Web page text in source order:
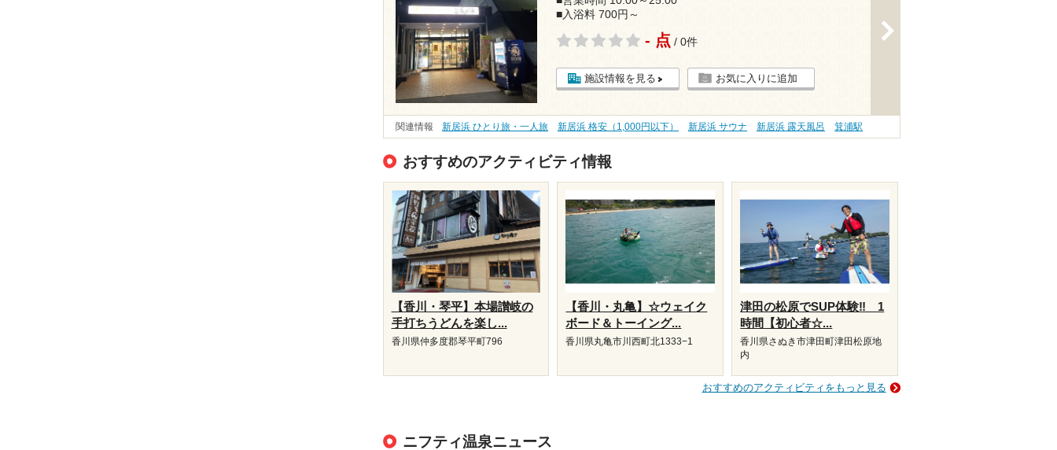
■入浴料 700円～
- 点 / 0件
施設情報を見る お気に入りに追加
関連情報 新居浜 ひとり旅・一人旅 新居浜 格安（1,000円以下） 新居浜 サウナ 新居浜 露天風呂 箕浦駅
おすすめのアクティビティ情報
【香川・琴平】本場讃岐の
手打ちうどんを楽し...
香川県仲多度郡琴平町796
【香川・丸亀】☆ウェイク
ボード＆トーイング...
香川県丸亀市川西町北1333−1
津田の松原でSUP体験‼ 1
時間【初心者☆...
香川県さぬき市津田町津田松原地
内
おすすめのアクティビティをもっと見る
ニフティ温泉ニュース